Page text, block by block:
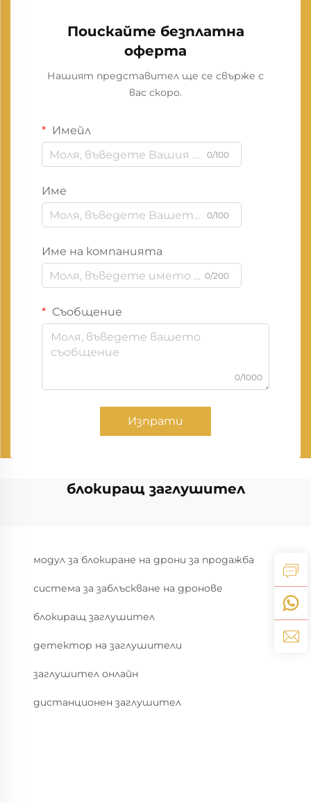
Поискайте безплатна
оферта
Нашият представител ще се свърже с
вас скоро.
Имейл
0/100
Име
0/100
Име на компанията
0/200
Съобщение
0/1000
Изпрати
блокиращ заглушител
модул за блокиране на дрони за продажба
система за заблъскване на дронове
блокиращ заглушител
детектор на заглушители
заглушител онлайн
дистанционен заглушител